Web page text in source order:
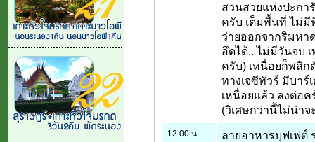
สวนสวยแห่งปะกา
ครับ เต็มพื้นที่ ไม่มี
ว่ายออกจากริมหา
อึดได้.. ไม่มีวันจบ
ครับ) เหนื่อยก็พลิ
ทางเจซีทัวร์ มีบาร์
เหนื่อยแล้ว ลงต่อ
(วิเศษกว่านี้ไม่น่า
12:00 น.
ลายอาหารบุฟเฟต์